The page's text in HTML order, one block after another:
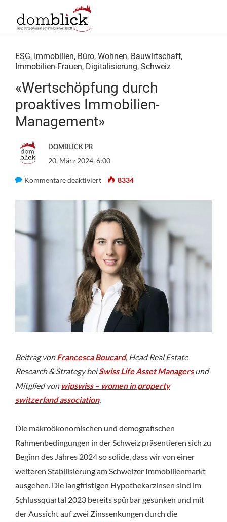
ESG, Immobilien, Büro, Wohnen, Bauwirtschaft,
Immobilien-Frauen, Digitalisierung, Schweiz
«Wertschöpfung durch
proaktives Immobilien-
Management»
DOMBLICK PR
20. März 2024, 6:00
Kommentare deaktiviertfür
durch
proaktives
Immobilien-
Management»
8334
Beitrag vonFrancesca Boucard, Head Real Estate
Research & Strategy beiSwiss Life Asset Managersund
Mitglied von wipswiss – women in property
switzerland association.
Die makroökonomischen und demografischen
Rahmenbedingungen in der Schweiz präsentieren sich zu
Beginn des Jahres 2024 so solide, dass wir von einer
weiteren Stabilisierung am Schweizer Immobilienmarkt
ausgehen. Die langfristigen Hypothekarzinsen sind im
Schlussquartal 2023 bereits spürbar gesunken und mit
der Aussicht auf zwei Zinssenkungen durch die